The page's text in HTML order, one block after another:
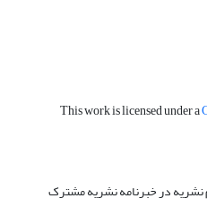
This work is licensed under a
نشریه در خبرنامه نشریه مشترک